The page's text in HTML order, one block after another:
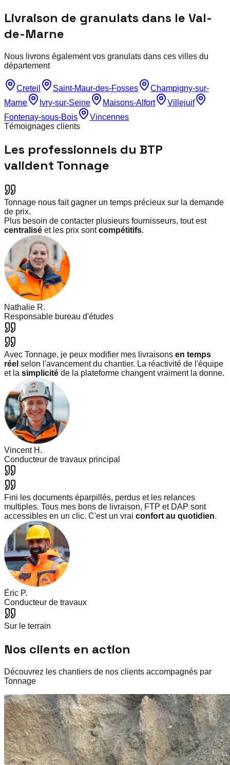
Livraison de granulats dans le Val-
de-Marne
Nous livrons également vos granulats dans ces villes du
département
Creteil Saint-Maur-des-Fosses
Champigny-sur-
Marne
Ivry-sur-Seine Maisons-Alfort
Villejuif
Fontenay-sous-Bois
Vincennes
Témoignages clients
Les professionnels du BTP
valident Tonnage
Tonnage nous fait gagner un temps précieux sur la demande
de prix.
Plus besoin de contacter plusieurs fournisseurs, tout est
centralisé et les prix sontcompétitifs.
Nathalie R.
Responsable bureau d'études
Avec Tonnage, je peux modifier mes livraisons en temps
réel selon l'avancement du chantier. La réactivité de l'équipe
et la simplicité de la plateforme changent vraiment la donne.
Vincent H.
Conducteur de travaux principal
Fini les documents éparpillés, perdus et les relances
multiples. Tous mes bons de livraison, FTP et DAP sont
accessibles en un clic. C'est un vrai confort au quotidien.
Éric P.
Conducteur de travaux
Sur le terrain
Nos clients en action
Découvrez les chantiers de nos clients accompagnés par
Tonnage